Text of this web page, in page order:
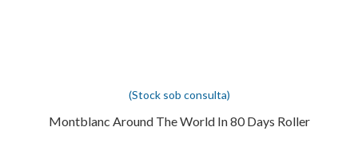
(Stock sob consulta)
Montblanc Around The World In 80 Days Roller